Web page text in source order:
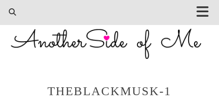
THEBLACKMUSK-1